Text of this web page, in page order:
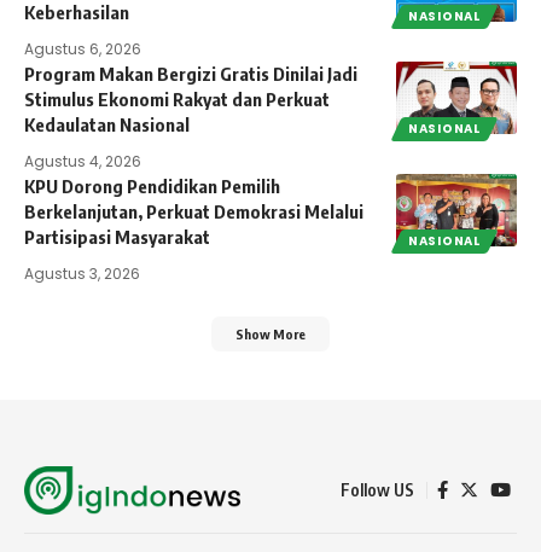
NASIONAL
Keberhasilan
Agustus 6, 2026
NASIONAL
Program Makan Bergizi Gratis Dinilai Jadi
Stimulus Ekonomi Rakyat dan Perkuat
Kedaulatan Nasional
Agustus 4, 2026
NASIONAL
KPU Dorong Pendidikan Pemilih
Berkelanjutan, Perkuat Demokrasi Melalui
Partisipasi Masyarakat
Agustus 3, 2026
Show More
Follow US